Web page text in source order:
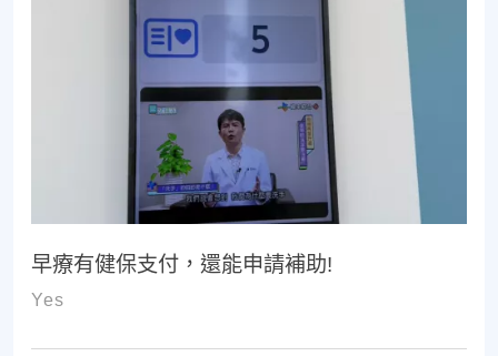
早療有健保支付，還能申請補助!
Yes